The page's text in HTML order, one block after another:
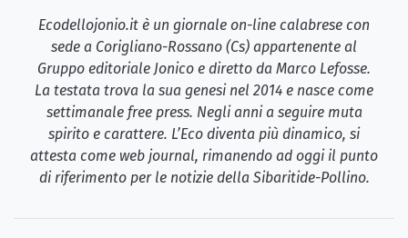
Ecodellojonio.it è un giornale on-line calabrese con
sede a Corigliano-Rossano (Cs) appartenente al
Gruppo editoriale Jonico e diretto da Marco Lefosse.
La testata trova la sua genesi nel 2014 e nasce come
settimanale free press. Negli anni a seguire muta
spirito e carattere. L’Eco diventa più dinamico, si
attesta come web journal, rimanendo ad oggi il punto
di riferimento per le notizie della Sibaritide-Pollino.